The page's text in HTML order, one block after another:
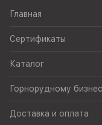
Главная
Сертификаты
Каталог
Горнорудному
Доставка и оплата